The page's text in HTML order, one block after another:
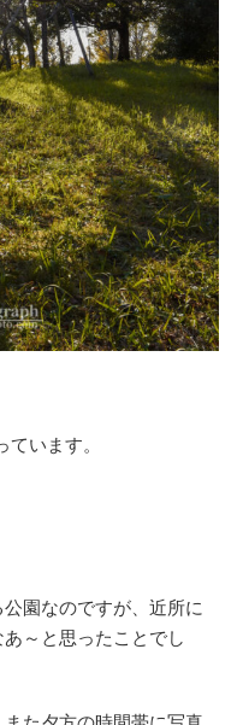
います。
園なのですが、近所に
～と思ったことでし